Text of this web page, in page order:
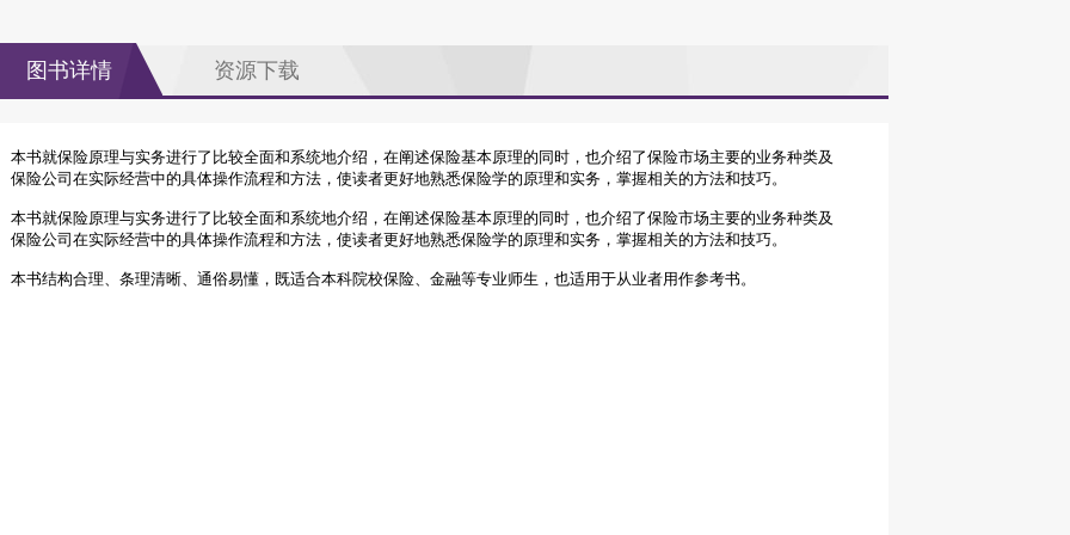
图书详情 资源下载
本书就保险原理与实务进行了比较全面和系统地介绍，在阐述保险基本原理的同时，也介绍了保险市场主要的业务种类及
保险公司在实际经营中的具体操作流程和方法，使读者更好地熟悉保险学的原理和实务，掌握相关的方法和技巧。
本书就保险原理与实务进行了比较全面和系统地介绍，在阐述保险基本原理的同时，也介绍了保险市场主要的业务种类及
保险公司在实际经营中的具体操作流程和方法，使读者更好地熟悉保险学的原理和实务，掌握相关的方法和技巧。
本书结构合理、条理清晰、通俗易懂，既适合本科院校保险、金融等专业师生，也适用于从业者用作参考书。